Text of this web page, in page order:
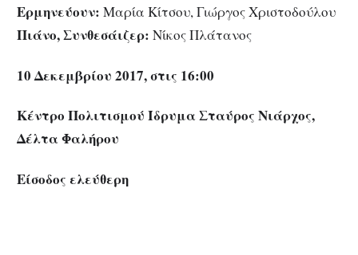
Ερμηνεύουν: Μαρία Κίτσου, Γιώργος Χριστοδούλου
Πιάνο, Συνθεσάιζερ: Νίκος Πλάτανος
10 Δεκεμβρίου 2017, στις 16:00
Κέντρο Πολιτισμού Ίδρυμα Σταύρος Νιάρχος,
Δέλτα Φαλήρου
Είσοδος ελεύθερη